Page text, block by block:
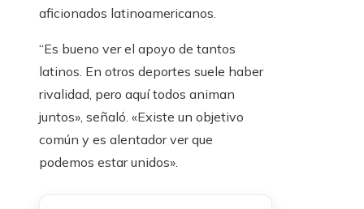
aficionados latinoamericanos.
“Es bueno ver el apoyo de tantos
latinos. En otros deportes suele haber
rivalidad, pero aquí todos animan
juntos», señaló. «Existe un objetivo
común y es alentador ver que
podemos estar unidos».